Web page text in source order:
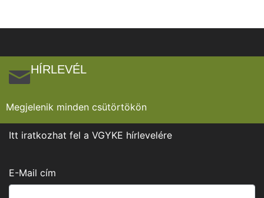
HÍRLEVÉL
Megjelenik minden csütörtökön
Itt iratkozhat fel a VGYKE hírlevelére
E-Mail cím